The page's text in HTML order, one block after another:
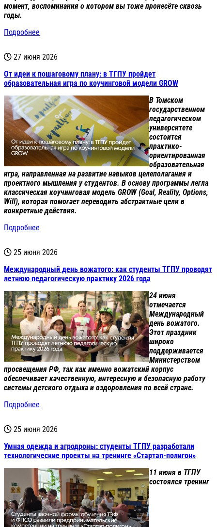
момент, воспоминания о котором вы тоже пронесёте сквозь
годы.
Подробнее
27 июня 2026
От идеи к пошаговому плану: в ТГПУ пройдет
образовательная игра по коучинговой модели GROW
В Томском
государственном
педагогическом
университете
состоится
практико-
ориентированная
образовательная
игра, направленная на развитие навыков целеполагания и
проектного мышления у студентов. В основу программы легла
классическая коучинговая модель GROW (Goal, Reality, Options,
Will), которая помогает переводить абстрактные цели в
конкретные действия.
Подробнее
25 июня 2026
Международный день вожатого: как студенты ТГПУ проводят
летнюю педагогическую практику 2026 года
24 июня
отмечается
Международный
день вожатого.
Этот праздник
широко
поддерживается
Министерством
просвещения РФ, так как именно вожатский корпус
обеспечивает качественную, интересную и безопасную работу
системы детского отдыха и оздоровления по всей стране.
Подробнее
25 июня 2026
Умная одежда и агродроны: студенты ТГПУ разработали
технологические проекты на тренинге «Стартап-полигон»
11 июня в ТГПУ
состоялся тренинг